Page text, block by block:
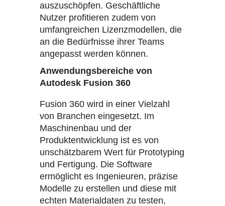
auszuschöpfen. Geschäftliche
Nutzer profitieren zudem von
umfangreichen Lizenzmodellen, die
an die Bedürfnisse ihrer Teams
angepasst werden können.
Anwendungsbereiche von
Autodesk Fusion 360
Fusion 360 wird in einer Vielzahl
von Branchen eingesetzt. Im
Maschinenbau und der
Produktentwicklung ist es von
unschätzbarem Wert für Prototyping
und Fertigung. Die Software
ermöglicht es Ingenieuren, präzise
Modelle zu erstellen und diese mit
echten Materialdaten zu testen,